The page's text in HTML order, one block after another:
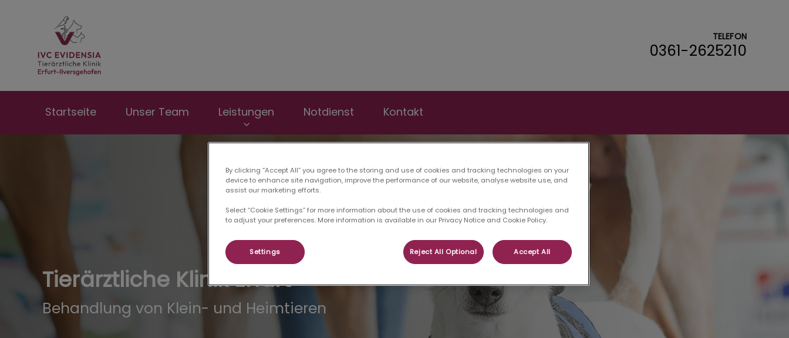
TELEFON
0361-2625210
Startseite Unser Team Leistungen Notdienst Kontakt
Tierärztliche Klinik Erfurt
Behandlung von Klein- und Heimtieren
By clicking “Accept All” you agree to the storing and use of cookies and tracking technologies on your
device to enhance site navigation, improve the performance of our website, analyse website use, and
assist our marketing efforts.
Select “Cookie Settings” for more information about the use of cookies and tracking technologies and
to adjust your preferences. More information is available in our Privacy Notice and Cookie Policy.
Settings Reject All Optional Accept All